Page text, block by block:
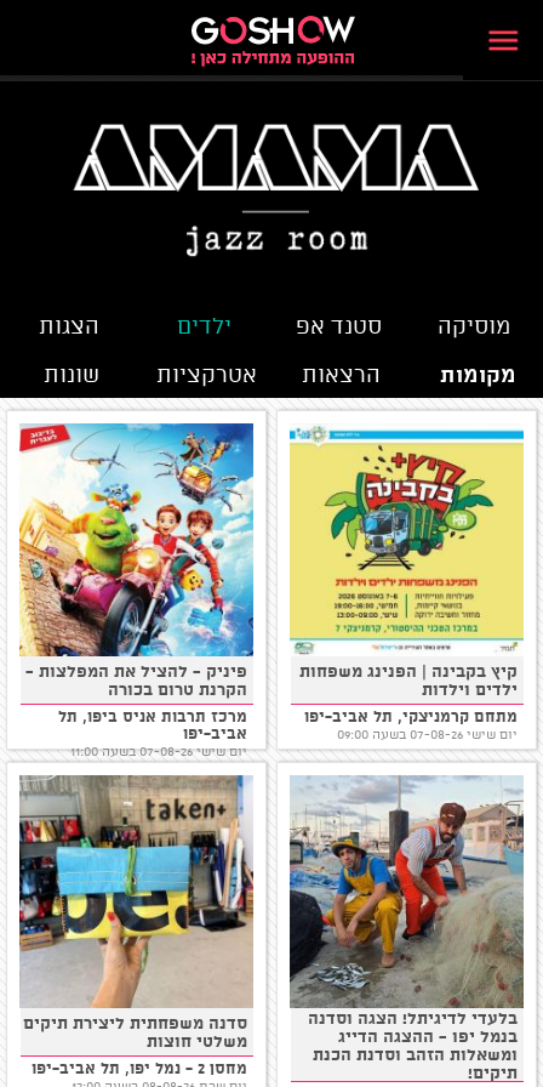
מוסיקה סטנד אפ ילדים
הצגות
הרצאות
אטרקציות שונות מקומות
קיץ בקבינה | הפנינג משפחות
ילדים וילדות
מתחם קרמניצקי, תל אביב-יפו
יום שישי 07-08-26 בשעה 09:00
פיניק - להציל את המפלצות -
הקרנת טרום בכורה
מרכז תרבות אניס ביפו, תל
אביב-יפו
יום שישי 07-08-26 בשעה 11:00
בלעדי לדיגיתל! הצגה וסדנה
בנמל יפו - ההצגה הדייג
ומשאלות הזהב וסדנת הכנת
תיקים!
סדנה משפחתית ליצירת תיקים
משלטי חוצות
מחסן 2 - נמל יפו, תל אביב-יפו